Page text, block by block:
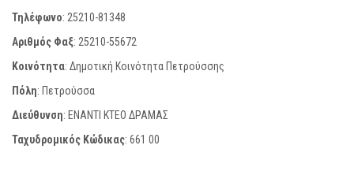
Τηλέφωνο: 25210-81348
Αριθμός Φαξ: 25210-55672
Κοινότητα: Δημοτική Κοινότητα Πετρούσσης
Πόλη: Πετρούσσα
Διεύθυνση: ΕΝΑΝΤΙ ΚΤΕΟ ΔΡΑΜΑΣ
Ταχυδρομικός Κώδικας: 661 00